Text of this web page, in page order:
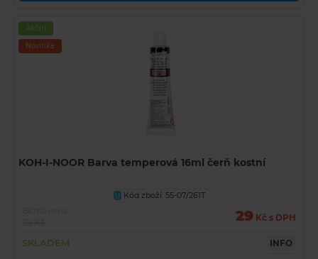
Akční
Novinka
KOH-I-NOOR Barva temperová 16ml čerň kostní
U Kód zboží: 55-07/261T
29 Kč s DPH
SKLADEM INFO